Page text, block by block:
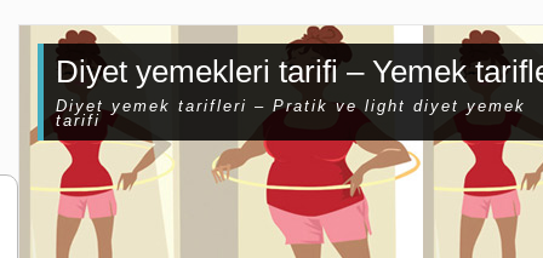
Diyet yemekleri tarifi – Yemek
Diyet yemek tarifleri – Pratik ve light diyet yemek
tarifi